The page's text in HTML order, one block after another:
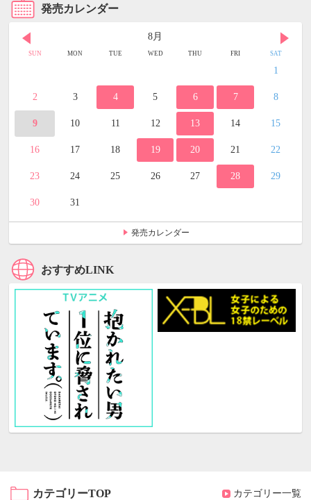
発売カレンダー
8月
SUN MON TUE WED THU FRI SAT
1
2 3 4 5 6 7 8
9 10 11 12 13 14 15
16 17 18 19 20 21 22
23 24 25 26 27 28 29
30 31
発売カレンダー
おすすめLINK
カテゴリーTOP カテゴリー一覧